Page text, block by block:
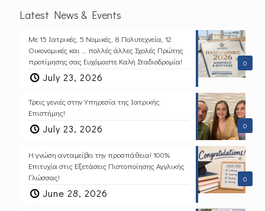
Latest News & Events
0
Με 15 Ιατρικές, 5 Νομικές, 8 Πολυτεχνεία, 12
Οικονομικές και … πολλές άλλες Σχολές Πρώτης
προτίμησης σας Ευχόμαστε Καλή Σταδιοδρομία!
July 23, 2026
0
Τρεις γενιές στην Υπηρεσία της Ιατρικής
Επιστήμης!
July 23, 2026
0
Η γνώση ανταμείβει την προσπάθεια! 100%
Επιτυχία στις Εξετάσεις Πιστοποίησης Αγγλικής
Γλώσσας!
June 28, 2026